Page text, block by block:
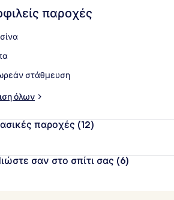
παροχές
στάθμευση
όλων
παροχές (12)
σαν στο σπίτι σας (6)